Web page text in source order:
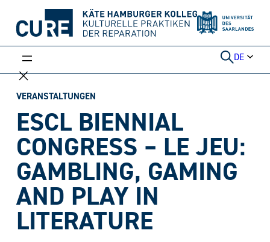
Inhalt
DE
VERANSTALTUNGEN
ESCL BIENNIAL
CONGRESS – LE JEU:
GAMBLING, GAMING
AND PLAY IN
LITERATURE